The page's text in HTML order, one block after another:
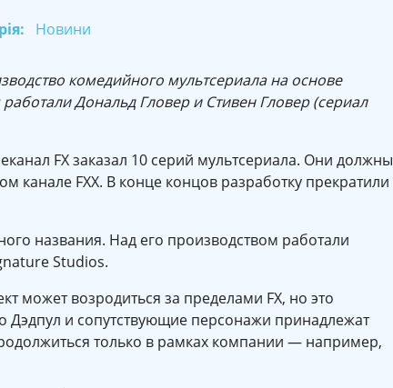
Новини
комедийного мультсериала на основе
Дональд Гловер и Стивен Гловер (сериал
FX заказал 10 серий мультсериала. Они должны
канале FXX. В конце концов разработку прекратили
названия. Над его производством работали
Studios.
может возродиться за пределами FX, но это
Дэдпул и сопутствующие персонажи принадлежат
только в рамках компании — например,